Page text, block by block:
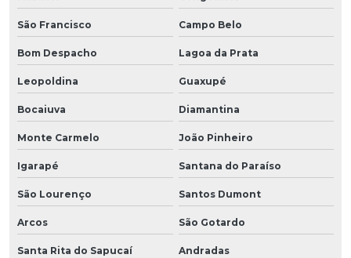
São Francisco Campo Belo
Bom Despacho Lagoa da Prata
Leopoldina Guaxupé
Bocaiuva Diamantina
Monte Carmelo João Pinheiro
Igarapé Santana do Paraíso
São Lourenço Santos Dumont
Arcos São Gotardo
Santa Rita do Sapucaí Andradas